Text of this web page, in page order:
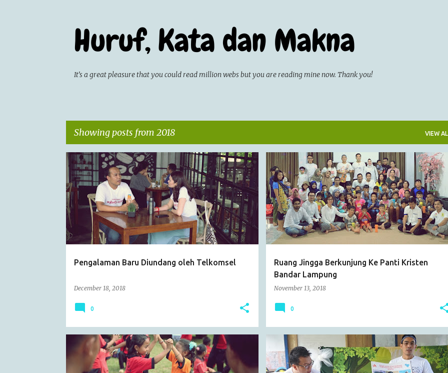
Huruf, Kata dan Makna
It's a great pleasure that you could read million webs but you are reading mine now. Thank you!
Showing posts from 2018 VIEW
P
o
s
t
s
Pengalaman Baru Diundang oleh Telkomsel
December 18, 2018
KEGIATAN SOSIAL RUANG JINGGA
0
Ruang Jingga Berkunjung Ke Panti Kristen
Bandar Lampung
November 13, 2018
KEGIATAN SOSIAL LAMPUNG RUANG JINGGA
0
JALAN-JALAN KEGIATAN SOSIAL RUANG JINGGA ARTICLE CATATAN HARIAN EVENT
KEGIATAN SOSIAL +
RUANG JINGGA